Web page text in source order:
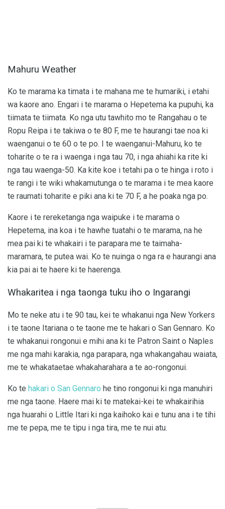
Mahuru Weather
Ko te marama ka timata i te mahana me te humariki, i etahi
wa kaore ano. Engari i te marama o Hepetema ka pupuhi, ka
tiimata te tiimata. Ko nga utu tawhito mo te Rangahau o te
Ropu Reipa i te takiwa o te 80 F, me te haurangi tae noa ki
waenganui o te 60 o te po. I te waenganui-Mahuru, ko te
toharite o te ra i waenga i nga tau 70, i nga ahiahi ka rite ki
nga tau waenga-50. Ka kite koe i tetahi pa o te hinga i roto i
te rangi i te wiki whakamutunga o te marama i te mea kaore
te raumati toharite e piki ana ki te 70 F, a he poaka nga po.
Kaore i te rereketanga nga waipuke i te marama o
Hepetema, ina koa i te hawhe tuatahi o te marama, na he
mea pai ki te whakairi i te parapara me te taimaha-
maramara, te putea wai. Ko te nuinga o nga ra e haurangi ana
kia pai ai te haere ki te haerenga.
Whakaritea i nga taonga tuku iho o Ingarangi
Mo te neke atu i te 90 tau, kei te whakanui nga New Yorkers
i te taone Itariana o te taone me te hakari o San Gennaro. Ko
te whakanui rongonui e mihi ana ki te Patron Saint o Naples
me nga mahi karakia, nga parapara, nga whakangahau waiata,
me te whakataetae whakaharahara a te ao-rongonui.
Ko te hakari o San Gennaro he tino rongonui ki nga manuhiri
me nga taone. Haere mai ki te matekai-kei te whakairihia
nga huarahi o Little Itari ki nga kaihoko kai e tunu ana i te tihi
me te pepa, me te tipu i nga tira, me te nui atu.